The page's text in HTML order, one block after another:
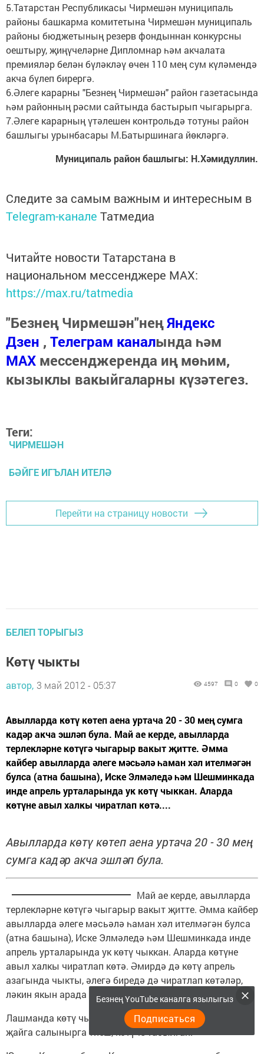
5.Татарстан Республикасы Чирмешән муниципаль
районы башкарма комитетына Чирмешән муниципаль
районы бюджетының резерв фондыннан конкурсны
оештыру, җиңүчеләрне Дипломнар һәм акчалата
премияләр белән бүләкләү өчен 110 мең сум күләмендә
акча бүлеп бирергә.
6.Әлеге карарны "Безнең Чирмешән" район газетасында
һәм районның рәсми сайтында бастырып чыгарырга.
7.Әлеге карарның үтәлешен контрольдә тотуны район
башлыгы урынбасары М.Батыршинага йөкләргә.
Муниципаль район башлыгы: Н.Хәмидуллин.
Следите за самым важным и интересным в
Telegram-канале Татмедиа
Читайте новости Татарстана в
национальном мессенджере MАХ:
https://max.ru/tatmedia
"Безнең Чирмешән"неңЯндекс
Дзен , Телеграм каналында һәм
МАХ мессенджеренда иң мөһим,
кызыклы вакыйгаларны күзәтегез.
Теги:
ЧИРМЕШӘН
БӘЙГЕ ИГЪЛАН ИТЕЛӘ
Перейти на страницу новости
БЕЛЕП ТОРЫГЫЗ
Көтү чыкты
автор, 3 май 2012 - 05:37 4597 0 0
Авылларда көтү көтеп аена уртача 20 - 30 мең сумга
кадәр акча эшләп була. Май ае керде, авылларда
терлекләрне көтүгә чыгарыр вакыт җитте. Әмма
кайбер авылларда әлеге мәсьәлә һаман хәл ителмәгән
булса (атна башына), Иске Элмәледә һәм Шешминкада
инде апрель урталарында ук көтү чыккан. Аларда
көтүне авыл халкы чиратлап көтә....
Авылларда көтү көтеп аена уртача 20 - 30 мең
сумга кадәр акча эшләп була.
Май ае керде, авылларда
терлекләрне көтүгә чыгарыр вакыт җитте. Әмма кайбер
авылларда әлеге мәсьәлә һаман хәл ителмәгән булса
(атна башына), Иске Элмәледә һәм Шешминкада инде
апрель урталарында ук көтү чыккан. Аларда көтүне
авыл халкы чиратлап көтә. Әмирдә дә көтү апрель
азагында чыкты, әлегә биредә дә чиратлап көтәләр,
ләкин якын арада көтүче булырга тиеш, диделәр.
Лашманда көтү чыкмаган әле. Якын көннәрдә бу эш
җайга салынырга тиеш, көтүче табылган.
Безнең YouTube каналга язылыгыз
Подписаться